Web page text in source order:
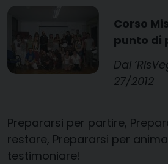
Corso
punto di
Dal
27/2012
Prepararsi per partire,
restare, Prepararsi per
testimoniare!